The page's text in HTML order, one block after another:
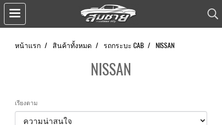
หน้าแรก สินค้าทั้งหมด รถกระบะ CAB NISSAN
NISSAN
เรียงตาม